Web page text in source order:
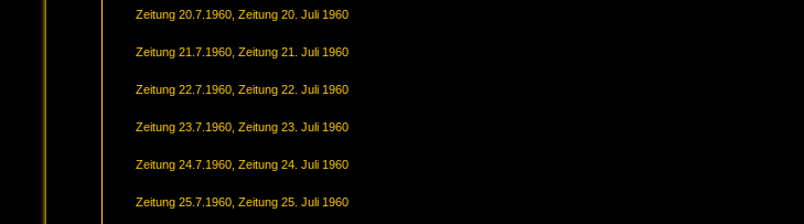
Zeitung 20.7.1960, Zeitung 20. Juli 1960
Zeitung 21.7.1960, Zeitung 21. Juli 1960
Zeitung 22.7.1960, Zeitung 22. Juli 1960
Zeitung 23.7.1960, Zeitung 23. Juli 1960
Zeitung 24.7.1960, Zeitung 24. Juli 1960
Zeitung 25.7.1960, Zeitung 25. Juli 1960